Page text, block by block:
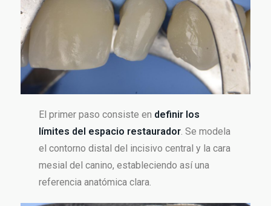
El primer paso consiste en definir los
límites del espacio restaurador. Se modela
el contorno distal del incisivo central y la cara
mesial del canino, estableciendo así una
referencia anatómica clara.